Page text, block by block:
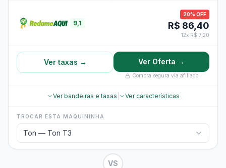
9,1
20% OFF
R$ 86,40
12x R$ 7,20
Ver taxas → Ver Oferta →
Compra segura via afiliado
Ver bandeiras e taxas Ver características
TROCAR ESTA MAQUININHA
Ton — Ton T3
VS